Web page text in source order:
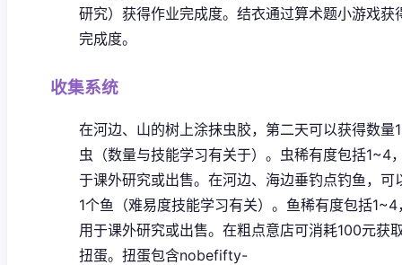
研究）获得作业完成度。 结衣通过算术题小游戏获
完成度。
收集系统
在河边、山的树上涂抹虫胶，第二天可以获得数量
虫（数量与技能学习有关于）。虫稀有度包括1~4
于课外研究或出售。 在河边、海边垂钓点钓鱼，可
1个鱼（难易度技能学习有关）。鱼稀有度包括1~4
用于课外研究或出售。 在粗点意店可消耗100元获
扭蛋。扭蛋包含nobefifty-